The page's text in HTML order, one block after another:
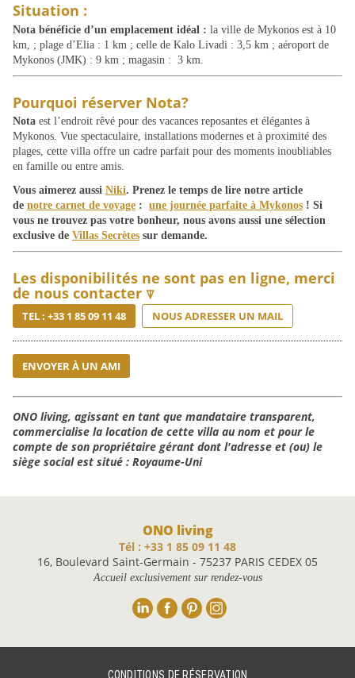
Situation :
Nota bénéficie d’un emplacement idéal : la ville de Mykonos est à 10
km, ; plage d’Elia : 1 km ; celle de Kalo Livadi : 3,5 km ; aéroport de
Mykonos (JMK) : 9 km ; magasin : 3 km.
Pourquoi réserver Nota?
Nota est l’endroit rêvé pour des vacances reposantes et élégantes à
Mykonos. Vue spectaculaire, installations modernes et à proximité des
plages, cette villa offre un cadre parfait pour des moments inoubliables
en famille ou entre amis.
Vous aimerez aussi Niki. Prenez le temps de lire notre article
de notre carnet de voyage : une journée parfaite à Mykonos ! Si
vous ne trouvez pas votre bonheur, nous avons aussi une sélection
exclusive de Villas Secrètes sur demande.
Les disponibilités ne sont pas en ligne, merci
de nous contacter ⍒
TEL : +33 1 85 09 11 48 NOUS ADRESSER UN MAIL
ENVOYER À UN AMI
ONO living, agissant en tant que mandataire transparent,
commercialise la location de cette villa au nom et pour le
compte de son propriétaire gérant dont l'adresse et (ou) le
siège social est situé : Royaume-Uni
ONO living
Tél : +33 1 85 09 11 48
16, Boulevard Saint-Germain - 75237 PARIS CEDEX 05
Accueil exclusivement sur rendez-vous
Linkedin
CONDITIONS DE RÉSERVATION